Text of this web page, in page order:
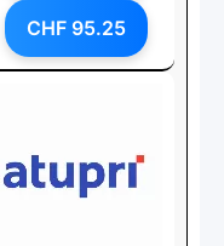
CHF 95.25